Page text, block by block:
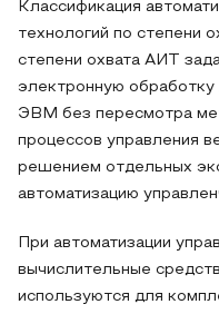
Классификация
технологий по степени
степени охвата АИТ
электронную обработку
ЭВМ без пересмотра
процессов управления
решением отдельных
автоматизацию
При автоматизации
вычислительные
используются для